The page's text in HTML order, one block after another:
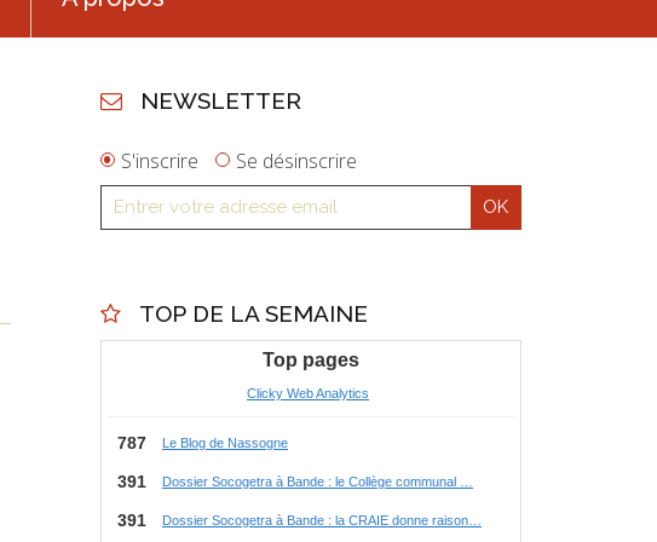
NEWSLETTER
S'inscrire Se désinscrire
TOP DE LA SEMAINE